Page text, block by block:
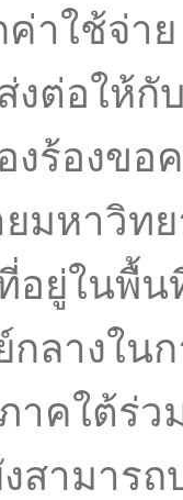
าใช้จ่า
งต่อให้
งร้องขอ
มหาวิท
ยู่ในพื้น
ลางใน
าคใต้ร่
สามาร